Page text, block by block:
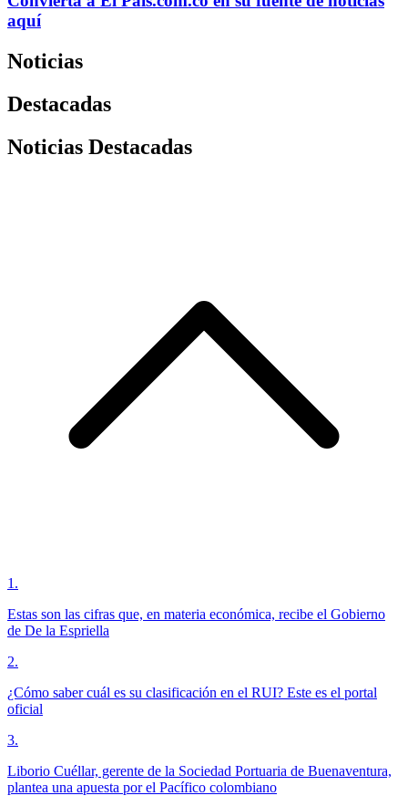
aquí
Noticias
Destacadas
Noticias Destacadas
1 .
Estas son las cifras que, en materia económica, recibe el Gobierno
de De la Espriella
2.
¿Cómo saber cuál es su clasificación en el RUI? Este es el portal
oficial
3.
Liborio Cuéllar, gerente de la Sociedad Portuaria de Buenaventura,
plantea una apuesta por el Pacífico colombiano